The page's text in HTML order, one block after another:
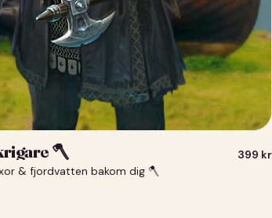
🪓
& fjordvatten bakom dig 🪓
399 kr